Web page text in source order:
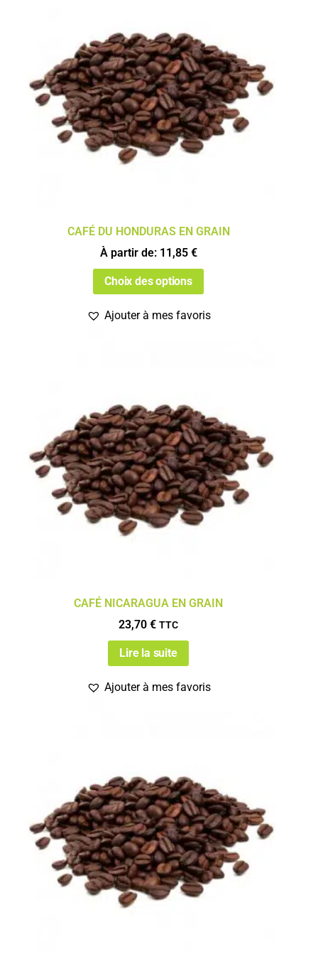
CAFÉ DU HONDURAS EN GRAIN
À partir de: 11,85 €
Choix des options
Ajouter à mes favoris
CAFÉ NICARAGUA EN GRAIN
23,70 € TTC
Lire la suite
Ajouter à mes favoris